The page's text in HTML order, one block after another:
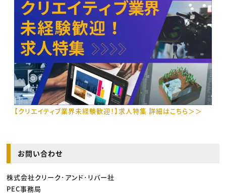
【クリエイティブ業界未経験歓迎！】求人特集 詳細はこちら＞＞
お問い合わせ
株式会社クリーク･アンド･リバー社
PEC事務局